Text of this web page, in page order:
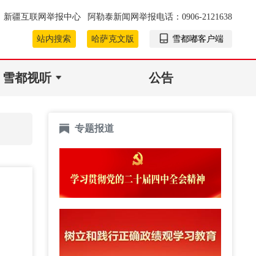
新疆互联网举报中心 阿勒泰新闻网举报电话：0906-2121638
站内搜索 哈萨克文版 雪都嘟客户端
雪都视听 公告
专题报道